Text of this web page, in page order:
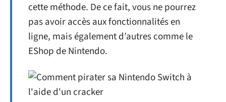
cette méthode. De ce fait, vous ne pourrez
pas avoir accès aux fonctionnalités en
ligne, mais également d’autres comme le
EShop de Nintendo.